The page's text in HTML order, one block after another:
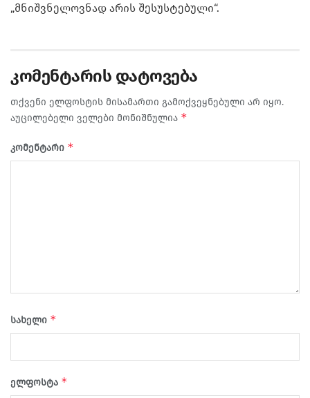
„მნიშვნელოვნად არის შესუსტებული“.
კომენტარის დატოვება
თქვენი ელფოსტის მისამართი გამოქვეყნებული არ იყო.
აუცილებელი ველები მონიშნულია *
კომენტარი *
სახელი *
ელფოსტა *